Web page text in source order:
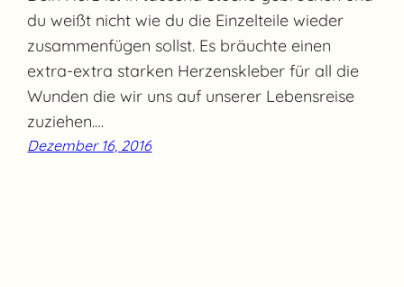
du weißt nicht wie du die Einzelteile wieder
zusammenfügen sollst. Es bräuchte einen
extra-extra starken Herzenskleber für all die
Wunden die wir uns auf unserer Lebensreise
zuziehen.…
Dezember 16, 2016